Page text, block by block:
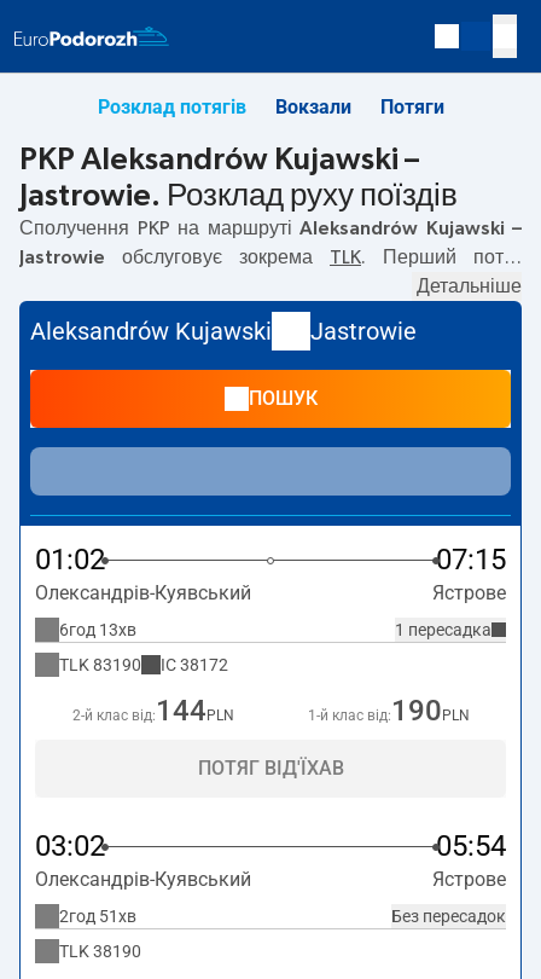
Розклад потягів Вокзали Потяги
PKP Aleksandrów Kujawski –
Jastrowie. Розклад руху поїздів
Сполучення PKP на маршруті Aleksandrów Kujawski –
Jastrowie обслуговує зокрема TLK. Перший потяг
з вокзалу PKP Aleksandrów Kujawski.
Останній потяг до Jastrowie вирушає о 16:29. На
маршрутіAleksandrów Kujawski–Jastrowie
також інші потяги:— пропонують нижчу ціну квитка і
зазвичай довший час подорожі. Потяг завершує
маршрут на станції Jastrowie.
Детальніше
Aleksandrów Kujawski Jastrowie
ПОШУК
01:02 07:15
Олександрів-Куявський Ястрове
1 пересадка
6год 13хв
TLK 83190 IC38172
2-й клас від: 144 PLN 1-й клас від: 190 PLN
ПОТЯГ ВІД'ЇХАВ
03:02 05:54
Олександрів-Куявський Ястрове
Без пересадок
2год 51хв
TLK 38190